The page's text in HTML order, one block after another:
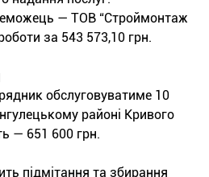
— ТОВ “Строймонтаж
за 543 573,10 грн.
обслуговуватиме 10
районі Кривого
— 651 600 грн.
підмітання та збирання